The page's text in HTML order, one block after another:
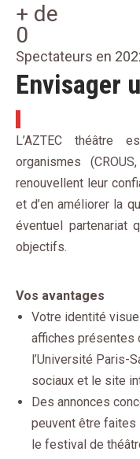
+ de
0
Spectateurs en
Envisager
L’AZTEC théâtre
organismes
renouvellent leur
et d’en améliorer la
éventuel partenariat
objectifs.
Vos avantages
Votre identité
affiches présentes
l’Université Paris-
sociaux et le site
Des annonces
peuvent être faites
le festival de